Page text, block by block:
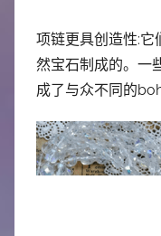
项链更具创造性:它
然宝石制成的。一
成了与众不同的